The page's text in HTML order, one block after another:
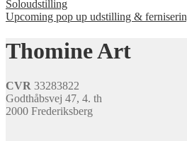
Indlægsnavigation
Forrige
indlæg:
Soloudstilling
Næste
Upcoming pop up udstilling &
Thomine Art
CVR 33283822
Godthåbsvej 47, 4. th
2000 Frederiksberg